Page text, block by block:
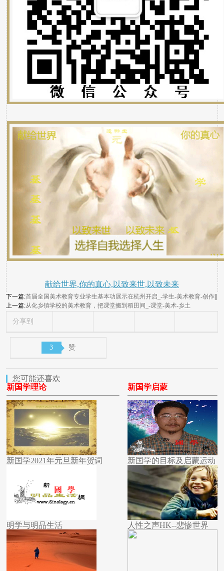
献给世界,你的真心,以致来世,以致未来
下一篇:首届全国美术教育专业学生基本功展示在杭州开启_-学生-美术教育-创作
上一篇:从化乡镇学校的美术教育，把课堂搬到稻田间_-课堂-美术-乡土
分享到
3 赞
您可能还喜欢
新国学理论
新国学2021年元旦新年贺词
明学与明品生活
新国学启蒙
新国学的目标及启蒙运动
人性之声HK--悲惨世界